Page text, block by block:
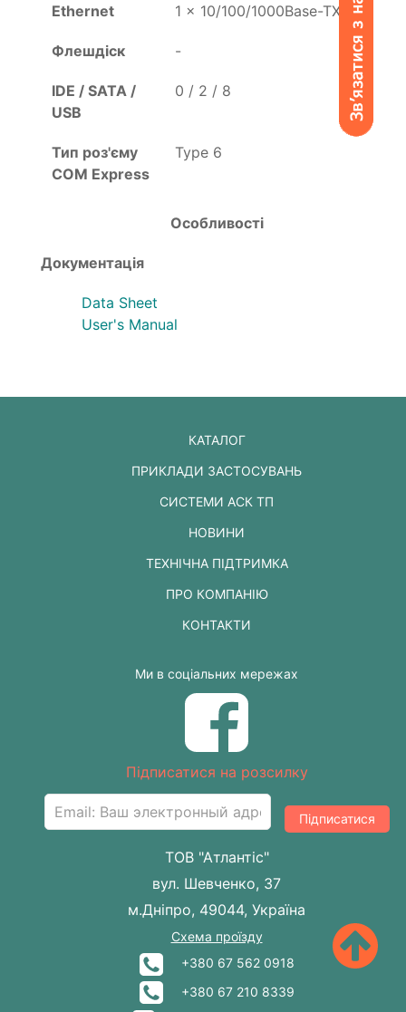
Ethernet 1 x 10/100/1000Base-TX
Флешдіск -
IDE / SATA /
USB
0 / 2 / 8
Тип роз'єму
COM Express
Type 6
Особливості
Документація
Data Sheet
User's Manual
КАТАЛОГ
ПРИКЛАДИ ЗАСТОСУВАНЬ
СИСТЕМИ АСК ТП
НОВИНИ
ТЕХНІЧНА ПІДТРИМКА
ПРО КОМПАНІЮ
КОНТАКТИ
Ми в соціальних мережах
Підписатися на розсилку
Підписатися
ТОВ "Атлантіс"
вул. Шевченко, 37
м.Дніпро, 49044, Україна
Схема проїзду
+380 67 562 0918
+380 67 210 8339